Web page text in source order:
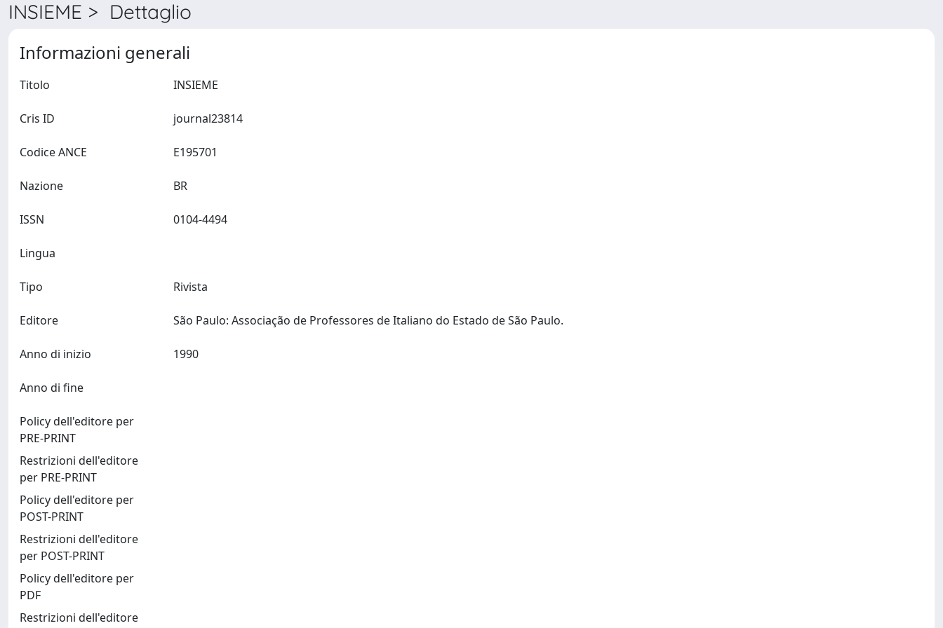
INSIEME > Dettaglio
Informazioni generali
Titolo
Cris ID
Codice ANCE
Nazione
ISSN
Lingua
Tipo Rivista
Editore
Anno di inizio
Anno di fine
Policy dell'editore per
PRE-PRINT
Restrizioni dell'editore
per PRE-PRINT
Policy dell'editore per
POST-PRINT
Restrizioni dell'editore
per POST-PRINT
Policy dell'editore per
PDF
Restrizioni dell'editore